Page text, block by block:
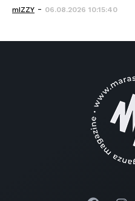
mIZZY - 06.08.2026 10:15:40